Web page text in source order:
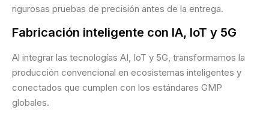
rigurosas pruebas de precisión antes de la entrega.
Fabricación inteligente con IA, IoT y 5G
Al integrar las tecnologías AI, IoT y 5G, transformamos la
producción convencional en ecosistemas inteligentes y
conectados que cumplen con los estándares GMP
globales.